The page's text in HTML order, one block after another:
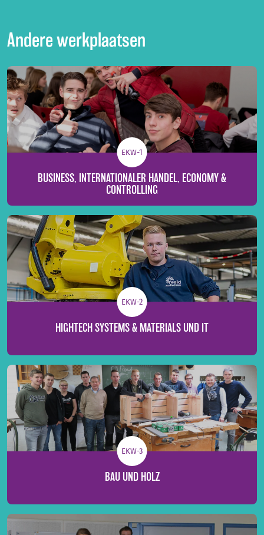
Andere werkplaatsen
EKW-1
BUSINESS, INTERNATIONALER HANDEL, ECONOMY &
CONTROLLING
EKW-2
HIGHTECH SYSTEMS & MATERIALS UND IT
EKW-3
BAU UND HOLZ